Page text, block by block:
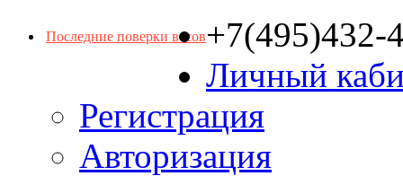
Последние поверки весов+7(495)432-
Личный
Регистрация
Авторизация